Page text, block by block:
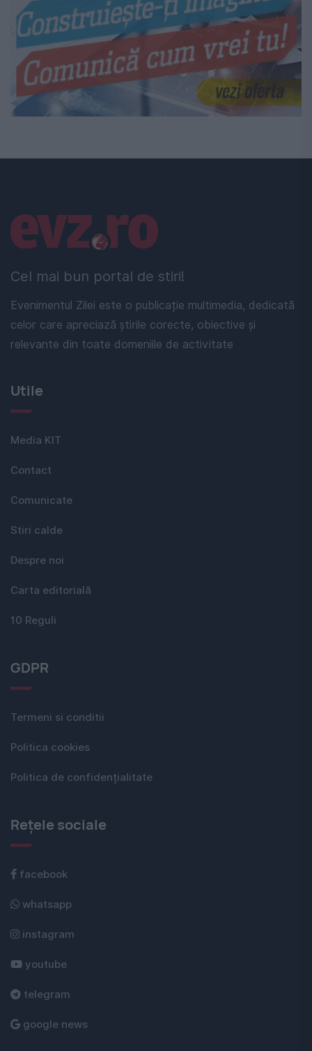
Cel mai bun portal de stiri!
Evenimentul Zilei este o publicație multimedia, dedicată
celor care apreciază știrile corecte, obiective și
relevante din toate domeniile de activitate
Linkuri utile
Utile
Media KIT
Contact
Comunicate
Stiri calde
Despre noi
Carta editorială
10 Reguli
GDPR
Termeni si conditii
Politica cookies
Politica de confidențialitate
Rețele sociale
facebook
whatsapp
instagram
youtube
telegram
google news